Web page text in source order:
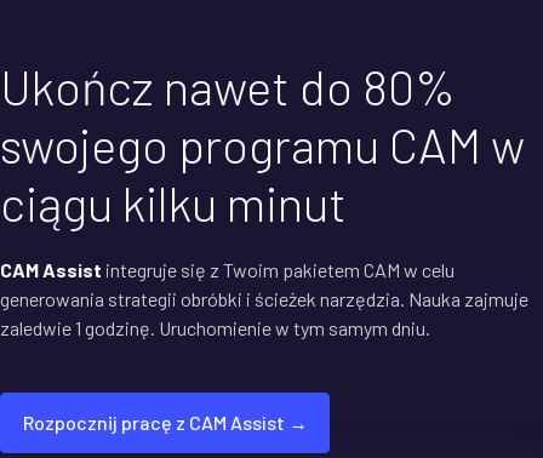
Ukończ nawet do 80%
swojego programu CAM w
ciągu kilku minut
CAM Assist integruje się z Twoim pakietem CAM w celu
generowania strategii obróbki i ścieżek narzędzia. Nauka zajmuje
zaledwie 1 godzinę. Uruchomienie w tym samym dniu.
Rozpocznij pracę z CAM Assist →